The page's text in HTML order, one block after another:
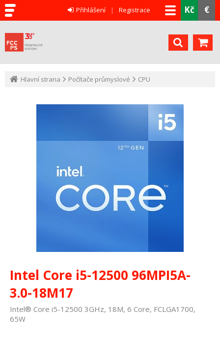
Kč €
Přihlášení Registrace
Hlavní strana Počítače průmyslové CPU
Intel Core i5-12500 96MPI5A-
3.0-18M17
Intel® Core i5-12500 3GHz, 18M, 6 Core, FCLGA1700,
65W